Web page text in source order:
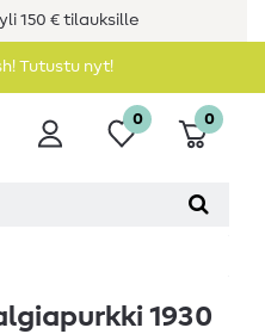
150 € tilauksille
Tutustu nyt!
0 0
1930